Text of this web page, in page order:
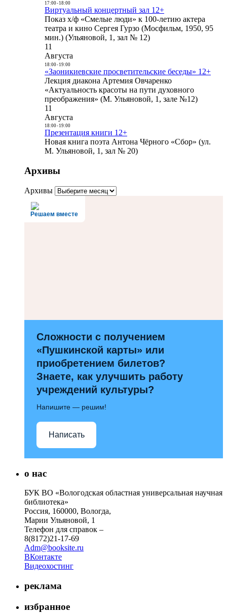
17:00- 18:00
Виртуальный концертный зал 12+
Показ х/ф «Смелые люди» к 100-летию актера
театра и кино Сергея Гурзо (Мосфильм, 1950, 95
мин.) (Ульяновой, 1, зал № 12)
11
Августа
18:00- 19:00
«Заоникиевские просветительские беседы» 12+
Лекция диакона Артемия Овчаренко
«Актуальность красоты на пути духовного
преображения» (М. Ульяновой, 1, зале №12)
11
Августа
18:00- 19:00
Презентация книги 12+
Новая книга поэта Антона Чёрного «Сбор» (ул.
М. Ульяновой, 1, зал № 20)
Архивы
Архивы
Решаем вместе
Сложности с получением
«Пушкинской карты» или
приобретением билетов?
Знаете, как улучшить работу
учреждений культуры?
Напишите — решим!
Написать
о нас
БУК ВО «Вологодская областная универсальная научная
библиотека»
Россия, 160000, Вологда,
Марии Ульяновой, 1
Телефон для справок –
8(8172)21-17-69
Adm@booksite.ru
ВКонтакте
Видеохостинг
реклама
избранное